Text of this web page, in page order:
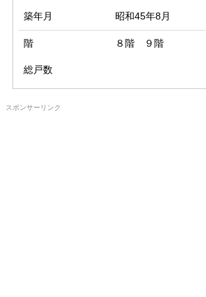
築年月 昭和45年8月
階 ８階 ９階
総戸数
スポンサーリンク